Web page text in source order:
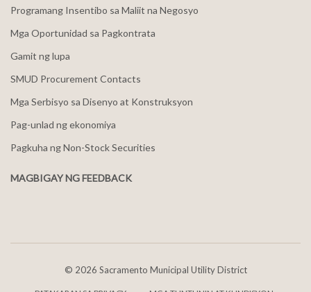
Programang Insentibo sa Maliit na Negosyo
Mga Oportunidad sa Pagkontrata
Gamit ng lupa
SMUD Procurement Contacts
Mga Serbisyo sa Disenyo at Konstruksyon
Pag-unlad ng ekonomiya
Pagkuha ng Non-Stock Securities
MAGBIGAY NG FEEDBACK
© 2026 Sacramento Municipal Utility District